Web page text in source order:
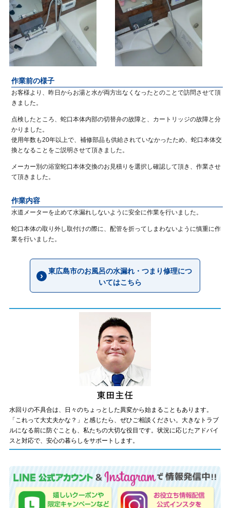
作業前の様子
お客様より、昨日からお湯と水が両方出なくなったとのことで訪問させて頂
きました。
点検したところ、蛇口本体内部の切替弁の故障と、カートリッジの故障と分
かりました。
使用年数も20年以上で、補修部品も供給されていなかったため、蛇口本体交
換となることをご説明させて頂きました。
メーカー別の浴室蛇口本体交換のお見積りを選択し確認して頂き、作業させ
て頂きました。
作業内容
水道メーターを止めて水漏れしないように安全に作業を行いました。
蛇口本体の取り外し取付けの際に、配管を折ってしまわないように慎重に作
業を行いました。
東広島市のお風呂の水漏れ・つまり修理につ
いてはこちら
水回りの不具合は、日々のちょっとした異変から始まることもあります。
「これって大丈夫かな？」と感じたら、ぜひご相談ください。大きなトラブ
ルになる前に防ぐことも、私たちの大切な役目です。状況に応じたアドバイ
スと対応で、安心の暮らしをサポートします。